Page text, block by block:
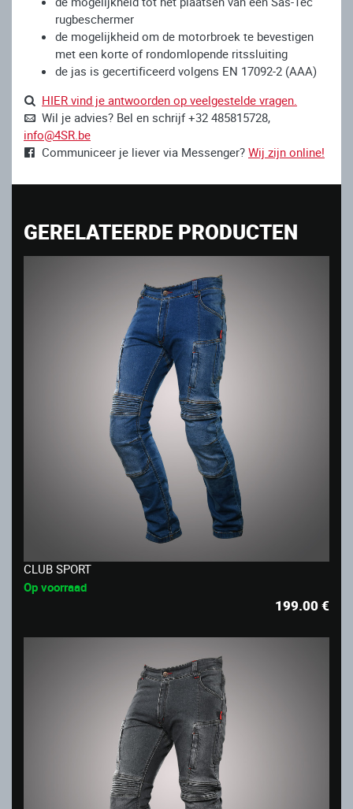
rugbeschermer
de mogelijkheid om de motorbroek te bevestigen
met een korte of rondomlopende ritssluiting
de jas is gecertificeerd volgens EN 17092-2 (AAA)
HIER vind je antwoorden op veelgestelde vragen.
Wil je advies? Bel en schrijf +32 485815728,
info@4SR.be
Communiceer je liever via Messenger? Wij zijn online!
GERELATEERDE PRODUCTEN
CLUB SPORT
Op voorraad
199.00€